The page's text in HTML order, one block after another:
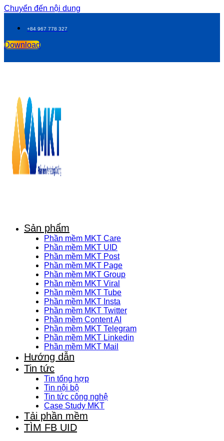
Chuyển đến nội dung
+84 967 778 327
Download
Sản phẩm
Phần mềm MKT Care
Phần mềm MKT UID
Phần mềm MKT Post
Phần mềm MKT Page
Phần mềm MKT Group
Phần mềm MKT Viral
Phần mềm MKT Tube
Phần mềm MKT Insta
Phần mềm MKT Twitter
Phần mềm Content AI
Phần mềm MKT Telegram
Phần mềm MKT Linkedin
Phần mềm MKT Mail
Hướng dẫn
Tin tức
Tin tổng hợp
Tin nội bộ
Tin tức công nghệ
Case Study MKT
Tải phần mềm
TÌM FB UID